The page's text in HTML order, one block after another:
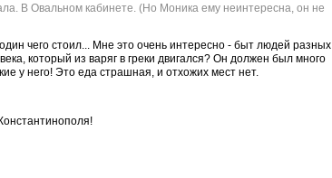
В Овальном кабинете. (Но Моника ему неинтересна, он не
чего стоил... Мне это очень интересно - быт людей разных
который из варяг в греки двигался? Он должен был много
у него! Это еда страшная, и отхожих мест нет.